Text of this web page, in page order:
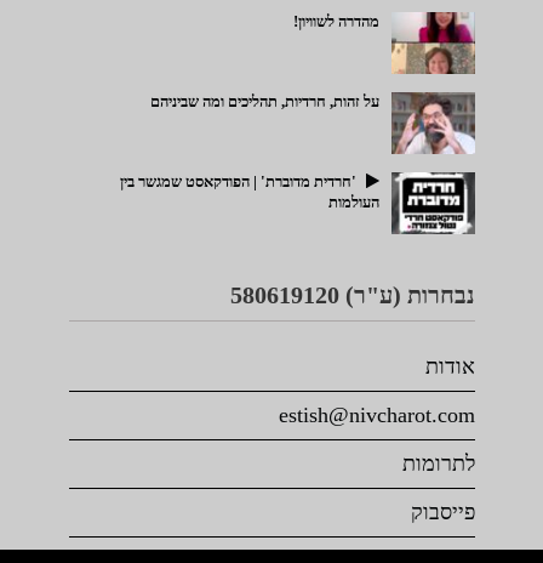
מהדרה לשוויון!
על זהות, חרדיות, תהליכים ומה שביניהם
'חרדית מדוברת' | הפודקאסט שמגשר בין
העולמות
נבחרות (ע"ר) 580619120
אודות
estish@nivcharot.com
לתרומות
פייסבוק